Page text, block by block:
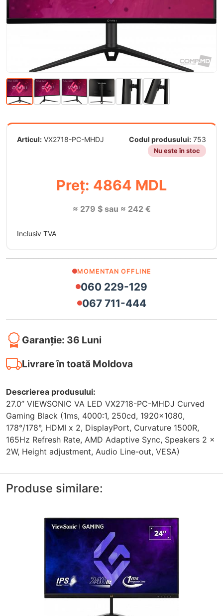
Articul: VX2718-PC-MHDJ Codul produsului: 753
Nu este în stoc
Preț: 4864 MDL
≈ 279 $ sau ≈ 242 €
Inclusiv TVA
MOMENTAN OFFLINE
060 229-129
067 711-444
Garanție: 36 Luni
Livrare în toată Moldova
Descrierea produsului:
27.0” VIEWSONIC VA LED VX2718-PC-MHDJ Curved
Gaming Black (1ms, 4000:1, 250cd, 1920x1080,
178°/178°, HDMI x 2, DisplayPort, Curvature 1500R,
165Hz Refresh Rate, AMD Adaptive Sync, Speakers 2 x
2W, Height adjustment, Audio Line-out, VESA)
Produse similare: